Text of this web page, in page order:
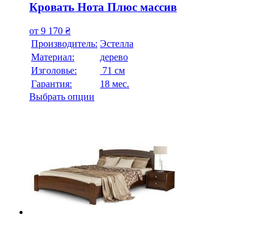
Кровать Нота Плюс массив
от 9 170 ₴
Производитель: Эстелла
Материал:
дерево
Изголовье:
71 см
Гарантия:
18 мес.
Выбрать опции